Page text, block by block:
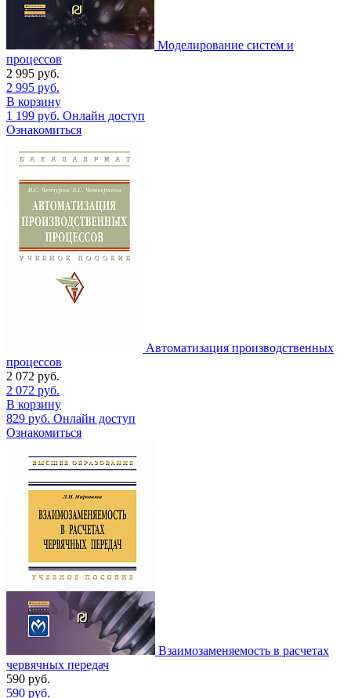
Моделирование систем и
процессов
2 995 руб.
2 995 руб.
В корзину
1 199 руб. Онлайн доступ
Ознакомиться
Автоматизация производственных
процессов
2 072 руб.
2 072 руб.
В корзину
829 руб. Онлайн доступ
Ознакомиться
Взаимозаменяемость в расчетах
червячных передач
590 руб.
590 руб.